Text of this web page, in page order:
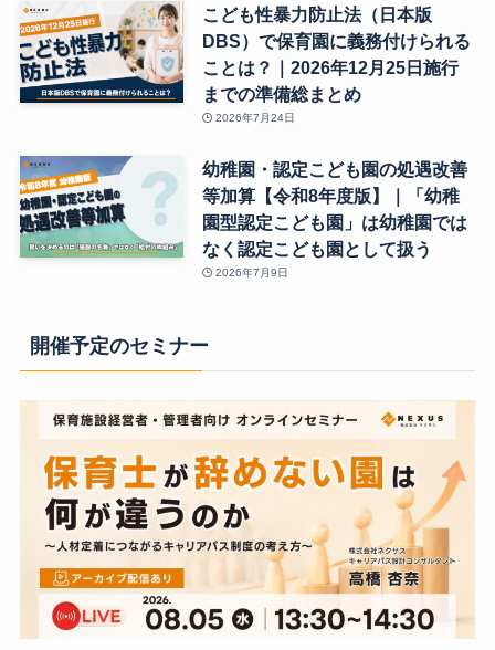
こども性暴力防止法（日本版
DBS）で保育園に義務付けられる
ことは？｜2026年12月25日施行
までの準備総まとめ
2026年7月24日
幼稚園・認定こども園の処遇改善
等加算【令和8年度版】｜「幼稚
園型認定こども園」は幼稚園では
なく認定こども園として扱う
2026年7月9日
開催予定のセミナー